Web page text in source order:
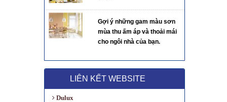
Gợi ý những gam màu sơn
mùa thu ấm áp và thoải mái
cho ngôi nhà của bạn.
LIÊN KẾT WEBSITE
Dulux